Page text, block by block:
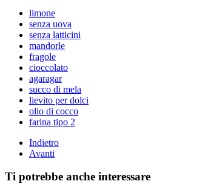
limone
senza uova
senza latticini
mandorle
fragole
cioccolato
agaragar
succo di mela
lievito per dolci
olio di cocco
farina tipo 2
Indietro
Avanti
Ti potrebbe anche interessare